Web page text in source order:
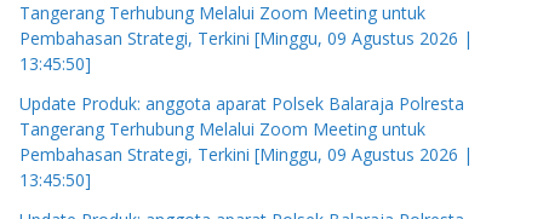
Tangerang Terhubung Melalui Zoom Meeting untuk
Pembahasan Strategi, Terkini [Minggu, 09 Agustus 2026 |
13:45:50]
Update Produk: anggota aparat Polsek Balaraja Polresta
Tangerang Terhubung Melalui Zoom Meeting untuk
Pembahasan Strategi, Terkini [Minggu, 09 Agustus 2026 |
13:45:50]